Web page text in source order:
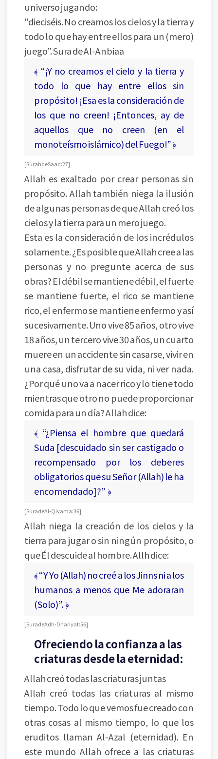
universo jugando:
"dieciséis. No creamos los cielos y la tierra y
todo lo que hay entre ellos para un (mero)
juego”. Sura de Al-Anbiaa
﴾ “¡Y no creamos el cielo y la tierra y
todo lo que hay entre ellos sin
propósito! ¡Esa es la consideración de
los que no creen! ¡Entonces, ay de
aquellos que no creen (en el
monoteísmo islámico) del Fuego!” ﴿
[ Surah de Saad: 27 ]
Allah es exaltado por crear personas sin
propósito. Allah también niega la ilusión
de algunas personas de que Allah creó los
cielos y la tierra para un mero juego.
Esta es la consideración de los incrédulos
solamente. ¿Es posible que Allah cree a las
personas y no pregunte acerca de sus
obras? El débil se mantiene débil, el fuerte
se mantiene fuerte, el rico se mantiene
rico, el enfermo se mantiene enfermo y así
sucesivamente. Uno vive 85 años, otro vive
18 años, un tercero vive 30 años, un cuarto
muere en un accidente sin casarse, vivir en
una casa, disfrutar de su vida, ni ver nada.
¿Por qué uno va a nacer rico y lo tiene todo
mientras que otro no puede proporcionar
comida para un día? Allah dice:
﴾ “¿Piensa el hombre que quedará
Suda [descuidado sin ser castigado o
recompensado por los deberes
obligatorios que su Señor (Allah) le ha
encomendado]?” ﴿
[ Sura de Al-Qiyama: 36 ]
Allah niega la creación de los cielos y la
tierra para jugar o sin ningún propósito, o
que Él descuide al hombre. Allh dice:
﴾ “Y Yo (Allah) no creé a los Jinns ni a los
humanos a menos que Me adoraran
(Solo)”. ﴿
[ Sura de Adh-Dhariyat: 56 ]
Ofreciendo la confianza a las
criaturas desde la eternidad:
Allah creó todas las criaturas juntas
Allah creó todas las criaturas al mismo
tiempo. Todo lo que vemos fue creado con
otras cosas al mismo tiempo, lo que los
eruditos llaman Al-Azal (eternidad). En
este mundo Allah ofrece a las criaturas